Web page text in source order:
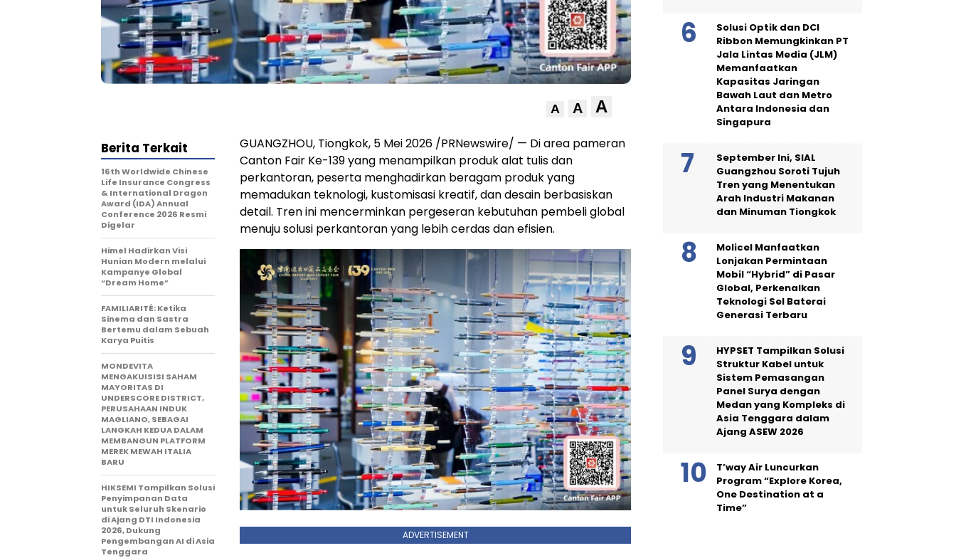
A A A
GUANGZHOU, Tiongkok, 5 Mei 2026 /PRNewswire/ — Di area pameran
Canton Fair Ke-139 yang menampilkan produk alat tulis dan
perkantoran, peserta menghadirkan beragam produk yang
memadukan teknologi, kustomisasi kreatif, dan desain berbasiskan
detail. Tren ini mencerminkan pergeseran kebutuhan pembeli global
menuju solusi perkantoran yang lebih cerdas dan efisien.
ADVERTISEMENT
Berita Terkait
16th Worldwide Chinese
Life Insurance Congress
& International Dragon
Award (IDA) Annual
Conference 2026 Resmi
Digelar
Himel Hadirkan Visi
Hunian Modern melalui
Kampanye Global
“Dream Home”
FAMILIARITÉ: Ketika
Sinema dan Sastra
Bertemu dalam Sebuah
Karya Puitis
MONDEVITA
MENGAKUISISI SAHAM
MAYORITAS DI
UNDERSCORE DISTRICT,
PERUSAHAAN INDUK
MAGLIANO, SEBAGAI
LANGKAH KEDUA DALAM
MEMBANGUN PLATFORM
MEREK MEWAH ITALIA
BARU
HIKSEMI Tampilkan Solusi
Penyimpanan Data
untuk Seluruh Skenario
di Ajang DTI Indonesia
2026, Dukung
Pengembangan AI di Asia
Tenggara
Solusi Optik dan DCI
Ribbon Memungkinkan PT
Jala Lintas Media (JLM)
Memanfaatkan
Kapasitas Jaringan
Bawah Laut dan Metro
Antara Indonesia dan
Singapura
September Ini, SIAL
Guangzhou Soroti Tujuh
Tren yang Menentukan
Arah Industri Makanan
dan Minuman Tiongkok
Molicel Manfaatkan
Lonjakan Permintaan
Mobil “Hybrid” di Pasar
Global, Perkenalkan
Teknologi Sel Baterai
Generasi Terbaru
HYPSET Tampilkan Solusi
Struktur Kabel untuk
Sistem Pemasangan
Panel Surya dengan
Medan yang Kompleks di
Asia Tenggara dalam
Ajang ASEW 2026
T’way Air Luncurkan
Program “Explore Korea,
One Destination at a
Time”